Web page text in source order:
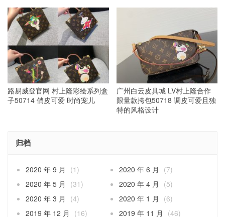
路易威登官网 村上隆彩绘系列盒
子50714 俏皮可爱 时尚宠儿
广州白云皮具城 LV村上隆合作
限量款挎包50718 调皮可爱且独
特的风格设计
归档
2020 年 9 月 (1) 2020 年 6 月
(7)
2020 年 5 月
(31) 2020 年 4 月
(5)
2020 年 3 月
(4) 2020 年 1 月
(6)
2019 年 12 月
(16) 2019 年 11 月
(46)